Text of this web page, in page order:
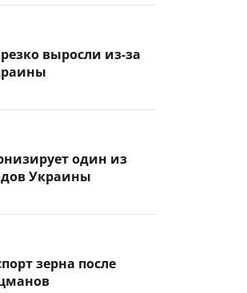
выросли из-за
один из
Украины
зерна после